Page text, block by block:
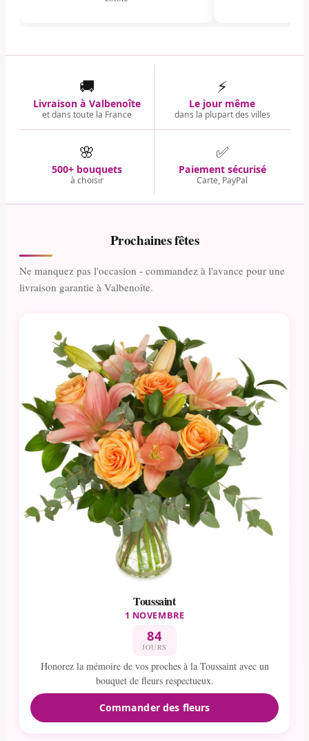
🚚
Livraison à Valbenoîte
et dans toute la France
⚡
Le jour même
dans la plupart des villes
🌸
500+ bouquets
à choisir
✅
Paiement sécurisé
Carte, PayPal
Prochaines fêtes
Ne manquez pas l'occasion - commandez à l'avance pour une
livraison garantie à Valbenoîte.
Toussaint
1 NOVEMBRE
84
JOURS
Honorez la mémoire de vos proches à la Toussaint avec un
bouquet de fleurs respectueux.
Commander des fleurs